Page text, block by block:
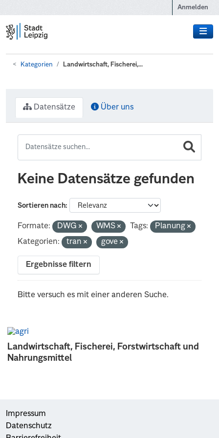
Anmelden
Kategorien Landwirtschaft, Fischerei,...
Landwirtschaft, Fischerei, Forstwirtschaft und
Nahrungsmittel
Datensätze Über uns
Keine Datensätze gefunden
Sortieren nach
Formate: DWG WMS Tags:
Planung
Kategorien:
tran gove
Ergebnisse filtern
Bitte versuch es mit einer anderen Suche.
Impressum
Datenschutz